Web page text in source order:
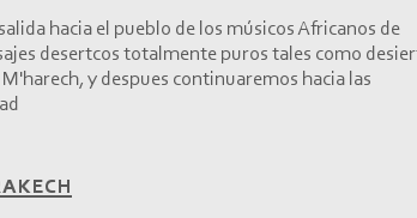
hacia el pueblo de los músicos Africanos de
desertcos totalmente puros tales como
y despues continuaremos hacia las